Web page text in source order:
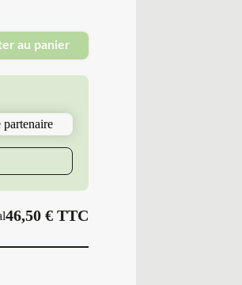
au panier
46,50 €TTC